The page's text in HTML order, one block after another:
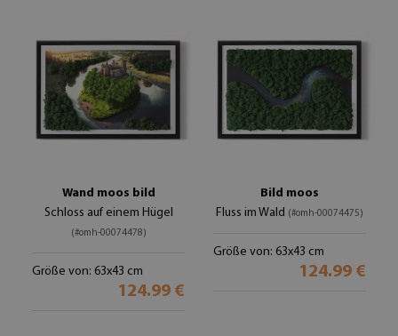
Wand moos bild
Schloss auf einem Hügel
(#omh-00074478)
Größe von: 63x43 cm
124.99 €
Bild moos
Fluss im Wald (#omh-00074475)
Größe von: 63x43 cm
124.99 €